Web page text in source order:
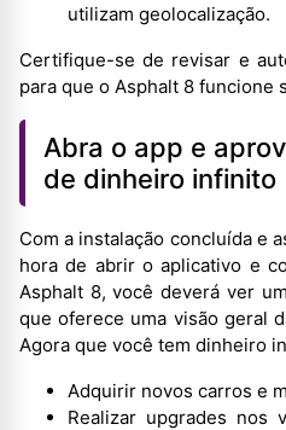
utilizam geolocalização.
Certifique-se de revisar e
para que o Asphalt 8 funcione
Abra o app e
de dinheiro infinito
Com a instalação concluída e
hora de abrir o aplicativo e
Asphalt 8, você deverá ver
que oferece uma visão geral
Agora que você tem dinheiro
Adquirir novos carros e
Realizar upgrades nos